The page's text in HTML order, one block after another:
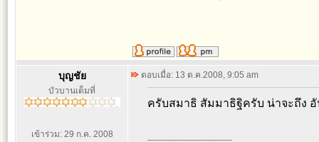
บุญชัย
บัวบานเต็มที่
เข้าร่วม: 29 ก.ค. 2008
ตอบเมื่อ: 13 ต.ค.2008, 9:05 am
ครับสมาธิ สัมมาธิฐิครับ น่าจะถึง